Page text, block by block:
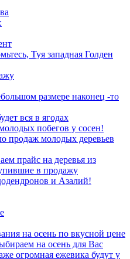
Туя западная Голден
размере наконец -то
вся в ягодах
побегов у сосен!
продаж молодых деревьев
прайс на деревья из
в продажу
и Азалий!
на осень по вкусной цене
на осень для Вас
огромная ежевика будут у